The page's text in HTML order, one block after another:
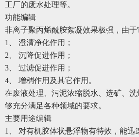
工厂的废水处理等。
功能编辑
非离子聚丙烯酰胺絮凝效果极强，由于
1、 澄清净化作用；
2、 沉降促进作用；
3、 过滤促进作用；
4、 增稠作用及其它作用。
在废液处理、污泥浓缩脱水、选矿、
够充分满足各种领域的要求。
主要用途编辑
1、 对有机胶体状悬浮物有特效，能迅